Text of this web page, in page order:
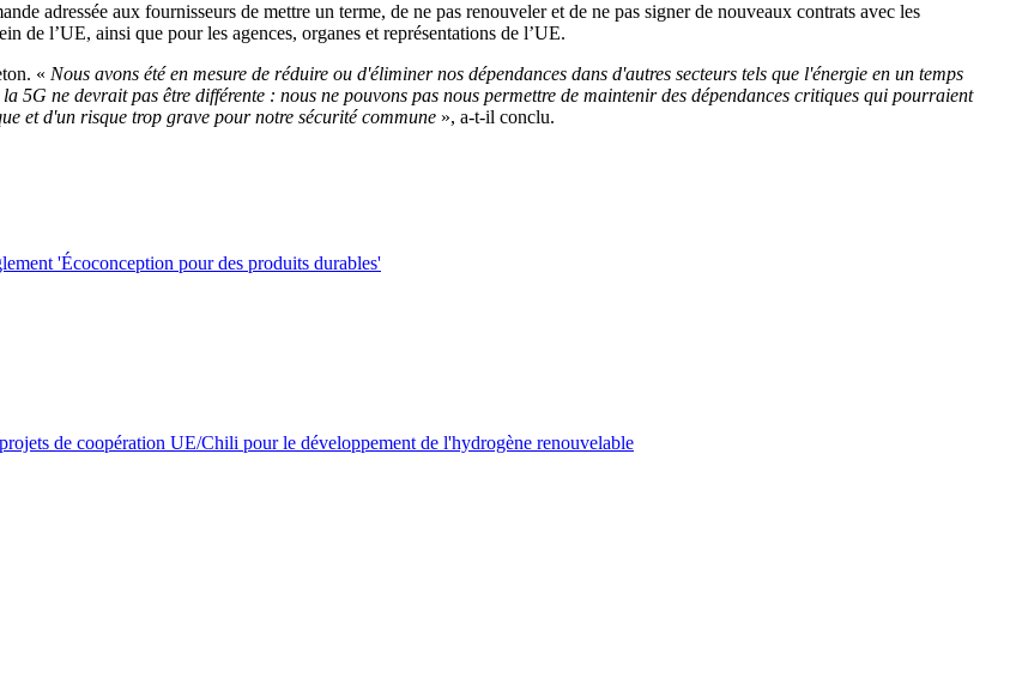
adressée aux fournisseurs de mettre un terme, de ne pas renouveler et de ne pas signer de nouveaux contrats avec les
de l’UE, ainsi que pour les agences, organes et représentations de l’UE.
« Nous avons été en mesure de réduire ou d'éliminer nos dépendances dans d'autres secteurs tels que l'énergie en un temps
5G ne devrait pas être différente : nous ne pouvons pas nous permettre de maintenir des dépendances critiques qui pourraient
et d'un risque trop grave pour notre sécurité commune », a-t-il conclu.
'Écoconception pour des produits durables'
de coopération UE/Chili pour le développement de l'hydrogène renouvelable